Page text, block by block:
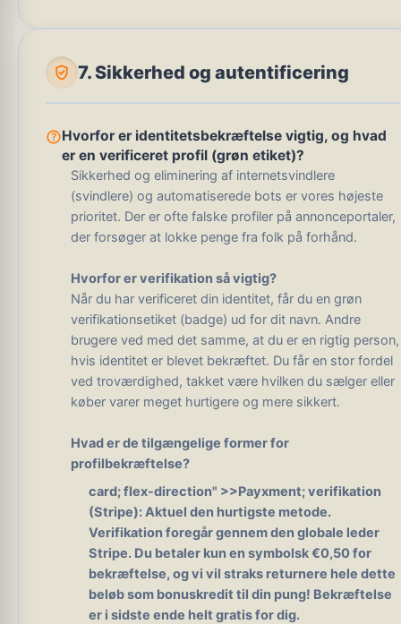
verified_user 7. Sikkerhed og autentificering
help_outlineHvorfor er identitetsbekræftelse vigtig, og hvad
er en verificeret profil (grøn etiket)?
Sikkerhed og eliminering af internetsvindlere
(svindlere) og automatiserede bots er vores højeste
prioritet. Der er ofte falske profiler på annonceportaler,
der forsøger at lokke penge fra folk på forhånd.
Hvorfor er verifikation så vigtig?
Når du har verificeret din identitet, får du en grøn
verifikationsetiket (badge) ud for dit navn. Andre
brugere ved med det samme, at du er en rigtig person,
hvis identitet er blevet bekræftet. Du får en stor fordel
ved troværdighed, takket være hvilken du sælger eller
køber varer meget hurtigere og mere sikkert.
Hvad er de tilgængelige former for
profilbekræftelse?
card; flex-direction" >>Payxment; verifikation
(Stripe):Aktuel den hurtigste metode.
Verifikation foregår gennem den globale leder
Stripe. Du betaler kun en symbolsk €0,50 for
bekræftelse, og vi vil straks returnere hele dette
beløb som bonuskredit til din pung! Bekræftelse
er i sidste ende helt gratis for dig.